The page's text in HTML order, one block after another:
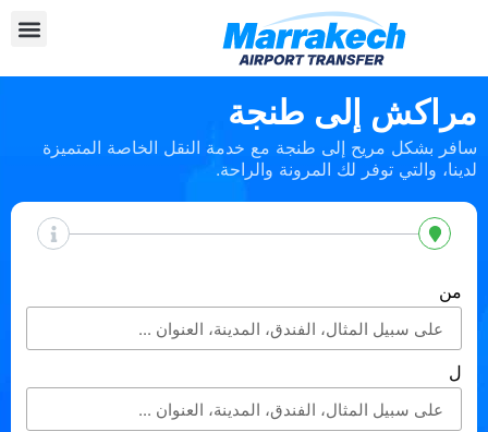
مراكش إلى طنجة
سافر بشكل مريح إلى طنجة مع خدمة النقل الخاصة المتميزة
لدينا، والتي توفر لك المرونة والراحة.
من
ل